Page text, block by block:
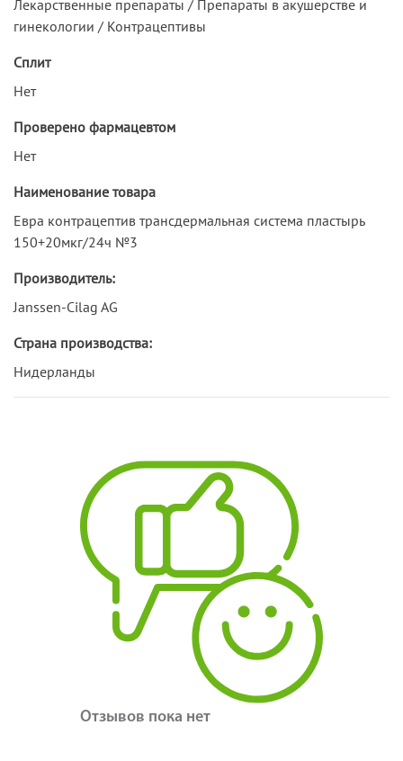
Лекарственные препараты / Препараты в акушерстве и
гинекологии / Контрацептивы
Сплит
Нет
Проверено фармацевтом
Нет
Наименование товара
Евра контрацептив трансдермальная система пластырь
150+20мкг/24ч №3
Производитель:
Janssen-Cilag AG
Страна производства:
Нидерланды
Отзывов пока нет